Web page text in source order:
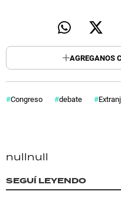
AGREGANOS
Congreso debate
nullnull
SEGUÍ LEYENDO